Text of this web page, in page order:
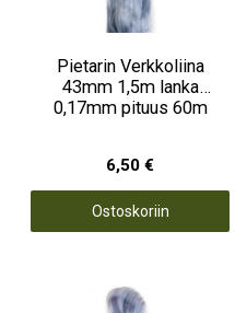
Pietarin Verkkoliina
43mm 1,5m lanka
0,17mm pituus 60m
6,50 €
Ostoskoriin